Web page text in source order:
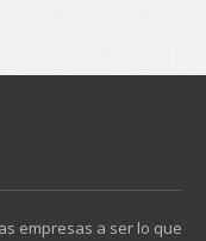
empresas a ser lo que